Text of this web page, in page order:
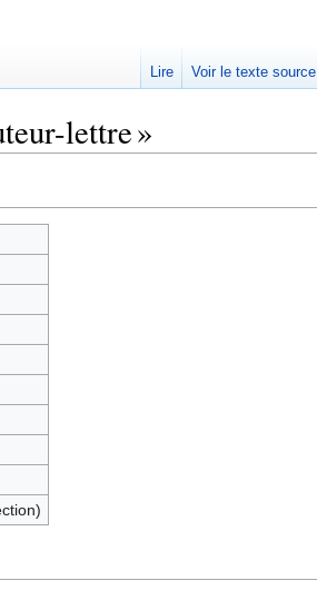
lettre »
Lire Voir le texte source